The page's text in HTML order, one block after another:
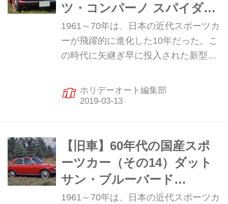
ツ・コンパーノ スパイダー
と マツダ・ファミリア クー
ペ
1961～70年は、日本の近代スポーツカ
ーが飛躍的に進化した10年だった。こ
の時代に矢継ぎ早に投入された新型ス
術の進化の歴史と言っていい。そんな
飛躍の10年を彩った珠玉のマシンを振
パイダーとマツダ・ファミリア クーペ
を紹介しよう。
ホリデーオート編集部
【旧車】60年代の国産スポ
ーツカー（その14）ダット
サン・ブルーバード
1600SSS
1961～70年は、日本の近代スポーツカ